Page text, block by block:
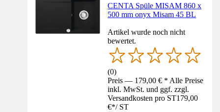
CENTA Spüle MISAM 860 x
500 mm onyx Misam 45 BL
Artikel wurde noch nicht
bewertet.
(0)
Preis — 179,00 € * Alle Preise
inkl. MwSt. und ggf. zzgl.
Versandkosten pro ST179,00
€*/ ST